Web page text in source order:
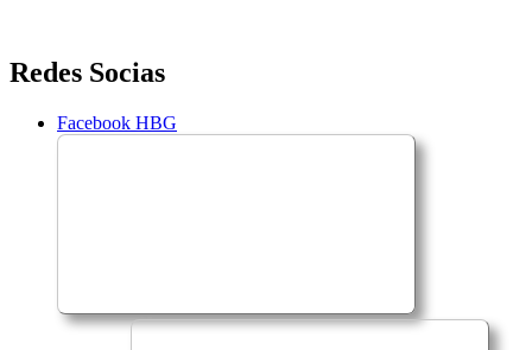
Saltar
para
conteúdo
Redes Socias
Facebook HBG